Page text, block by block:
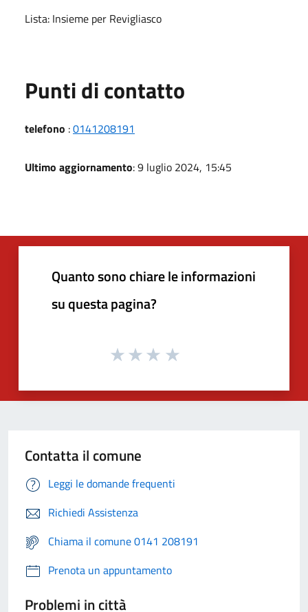
Lista: Insieme per Revigliasco
Punti di contatto
telefono :0141208191
Ultimo aggiornamento: 9 luglio 2024, 15:45
Quanto sono chiare le informazioni
su questa pagina?
Contatta il comune
Leggi le domande frequenti
Richiedi Assistenza
Chiama il comune 0141 208191
Prenota un appuntamento
Problemi in città